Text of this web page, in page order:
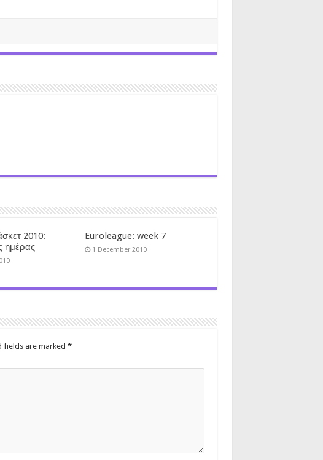
2010:
ημέρας
Euroleague: week 7
1 December 2010
fields are marked *